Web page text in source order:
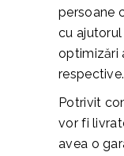
persoane
cu
optimizări
respective.
Potrivit
vor fi
avea o